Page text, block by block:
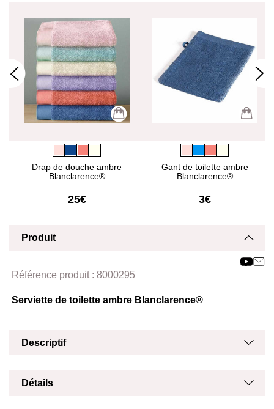
Drap de douche ambre
Blanclarence®
25€
Gant de toilette ambre
Blanclarence®
3€
Produit
Référence produit : 8000295
Serviette de toilette ambre Blanclarence®
Descriptif
Détails